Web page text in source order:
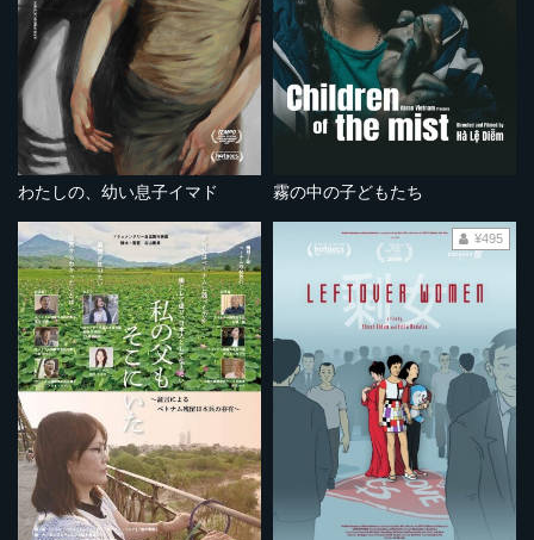
わたしの、幼い息子イマド 霧の中の子どもたち
¥495